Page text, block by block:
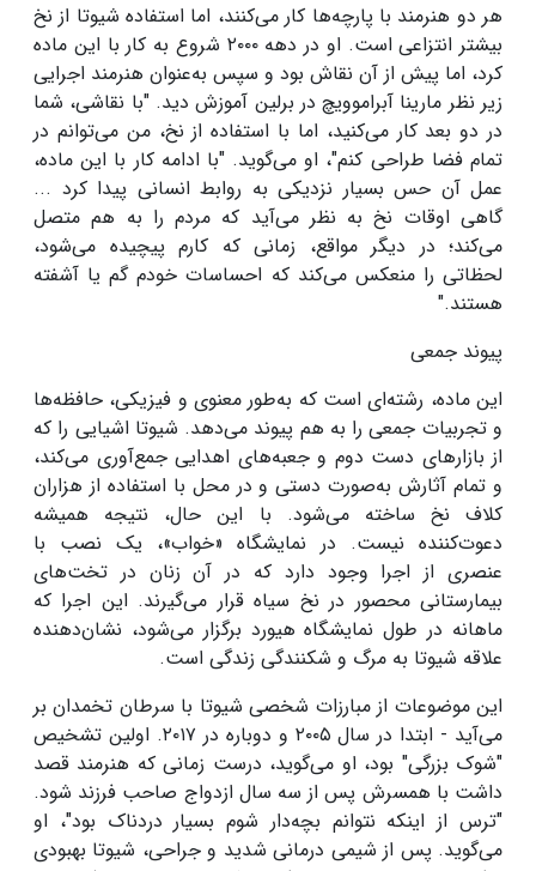
هر دو هنرمند با پارچه‌ها کار می‌کنند، اما استفاده شیوتا از نخ
بیشتر انتزاعی است. او در دهه۲۰۰۰ شروع به کار با این ماده
کرد، اما پیش از آن نقاش بود و سپس به‌عنوان هنرمند اجرایی
زیر نظر مارینا آبراموویچ در برلین آموزش دید. "با نقاشی، شما
در دو بعد کار می‌کنید، اما با استفاده از نخ، من می‌توانم در
تمام فضا طراحی کنم"، او می‌گوید. "با ادامه کار با این ماده،
عمل آن حس بسیار نزدیکی به روابط انسانی پیدا کرد ...
گاهی اوقات نخ به نظر می‌آید که مردم را به هم متصل
می‌کند؛ در دیگر مواقع، زمانی که کارم پیچیده می‌شود،
لحظاتی را منعکس می‌کند که احساسات خودم گم یا آشفته
هستند."
پیوند جمعی
این ماده، رشته‌ای است که به‌طور معنوی و فیزیکی، حافظه‌ها
و تجربیات جمعی را به هم پیوند می‌دهد. شیوتا اشیایی را که
از بازارهای دست دوم و جعبه‌های اهدایی جمع‌آوری می‌کند،
و تمام آثارش به‌صورت دستی و در محل با استفاده از هزاران
کلاف نخ ساخته می‌شود. با این حال، نتیجه همیشه
دعوت‌کننده نیست. در نمایشگاه «خواب»، یک نصب با
عنصری از اجرا وجود دارد که در آن زنان در تخت‌های
بیمارستانی محصور در نخ سیاه قرار می‌گیرند. این اجرا که
ماهانه در طول نمایشگاه هیورد برگزار می‌شود، نشان‌دهنده
علاقه شیوتا به مرگ و شکنندگی زندگی است.
این موضوعات از مبارزات شخصی شیوتا با سرطان تخمدان بر
می‌آید - ابتدا در سال ۲۰۰۵ و دوباره در ۲۰۱۷. اولین تشخیص
"شوک بزرگی" بود، او می‌گوید، درست زمانی که هنرمند قصد
داشت با همسرش پس از سه سال ازدواج صاحب فرزند شود.
"ترس از اینکه نتوانم بچه‌دار شوم بسیار دردناک بود"، او
می‌گوید. پس از شیمی درمانی شدید و جراحی، شیوتا بهبودی